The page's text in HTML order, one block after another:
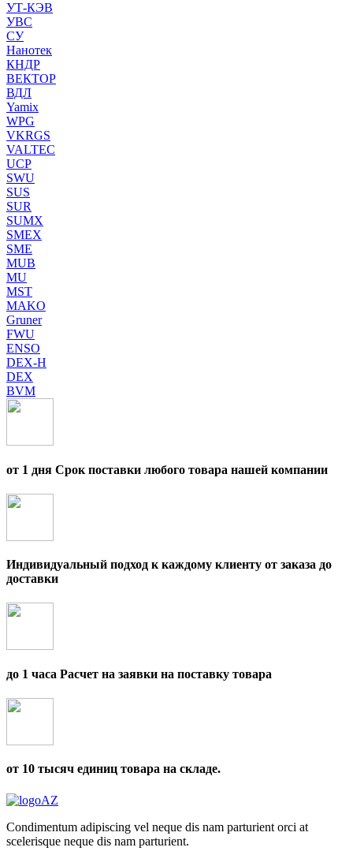
УТ-КЭВ
УВС
СУ
Нанотек
КНДР
ВЕКТОР
ВДЛ
Yamix
WPG
VKRGS
VALTEC
UCP
SWU
SUS
SUR
SUMX
SMEX
SME
MUB
MU
MST
MAKO
Gruner
FWU
ENSO
DEX-H
DEX
BVM
от 1 дня Срок поставки любого товара нашей компании
Индивидуальный подход к каждому клиенту от заказа до
доставки
до 1 часа Расчет на заявки на поставку товара
от 10 тысяч единиц товара на складе.
Condimentum adipiscing vel neque dis nam parturient orci at
scelerisque neque dis nam parturient.